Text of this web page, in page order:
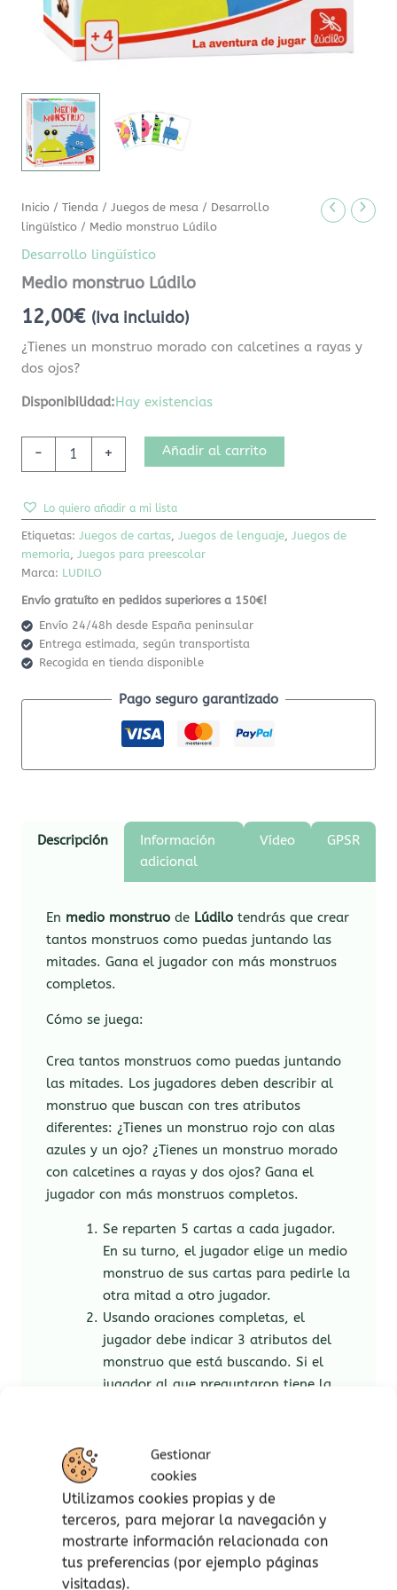
Gestionar
cookies
Utilizamos cookies propias y de
terceros, para mejorar la navegación y
mostrarte información relacionada con
tus preferencias (por ejemplo páginas
visitadas).
Inicio /Tienda /Juegos de mesa / Desarrollo
lingüístico / Medio monstruo Lúdilo
Desarrollo lingüístico
Medio monstruo Lúdilo
12,00€ (Iva incluido)
¿Tienes un monstruo morado con calcetines a rayas y
dos ojos?
Disponibilidad:Hay existencias
- + Añadir al carrito
Lo quiero añadir a mi lista
Etiquetas:Juegos de cartas ,Juegos de lenguaje ,Juegos de
memoria ,Juegos para preescolar
Marca: LUDILO
Envío gratuíto en pedidos superiores a 150€!
Envío 24/48h desde España peninsular
Entrega estimada, según transportista
Recogida en tienda disponible
Pago seguro garantizado
Descripción
Información
adicional
Vídeo GPSR
En medio monstruo de Lúdilo tendrás que crear
tantos monstruos como puedas juntando las
mitades. Gana el jugador con más monstruos
completos.
Cómo se juega:
Crea tantos monstruos como puedas juntando
las mitades. Los jugadores deben describir al
monstruo que buscan con tres atributos
diferentes: ¿Tienes un monstruo rojo con alas
azules y un ojo? ¿Tienes un monstruo morado
con calcetines a rayas y dos ojos? Gana el
jugador con más monstruos completos.
Se reparten 5 cartas a cada jugador.
En su turno, el jugador elige un medio
monstruo de sus cartas para pedirle la
otra mitad a otro jugador.
Usando oraciones completas, el
jugador debe indicar 3 atributos del
monstruo que está buscando. Si el
jugador al que preguntaron tiene la
completos gana la partida.
Características:
De 2 a 4 jugadores.
Tiempo de partida: 10 minutos
aproximadamente.